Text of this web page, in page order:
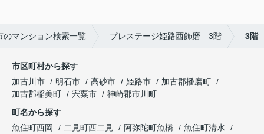
のマンション検索一覧 プレステージ姫路西飾磨 3階 3階
市区町村から探す
加古川市
明石市 高砂市 姫路市
加古郡播磨町
加古郡稲美町
宍粟市
神崎郡市川町
町名から探す
魚住町西岡
二見町西二見 阿弥陀町魚橋
魚住町清水